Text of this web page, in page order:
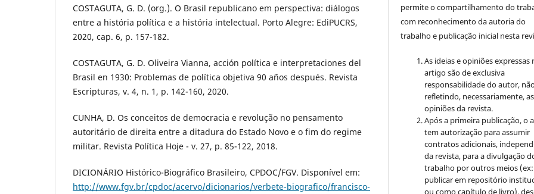
COSTAGUTA, G. D. (org.). O Brasil republicano em perspectiva: diálogos
entre a história política e a história intelectual. Porto Alegre: EdiPUCRS,
2020, cap. 6, p. 157-182.
COSTAGUTA, G. D. Oliveira Vianna, acción política e interpretaciones del
Brasil en 1930: Problemas de política objetiva 90 años después. Revista
Escripturas, v. 4, n. 1, p. 142-160, 2020.
CUNHA, D. Os conceitos de democracia e revolução no pensamento
autoritário de direita entre a ditadura do Estado Novo e o fim do regime
militar. Revista Política Hoje - v. 27, p. 85-122, 2018.
DICIONÁRIO Histórico-Biográfico Brasileiro, CPDOC/FGV. Disponível em:
http://www.fgv.br/cpdoc/acervo/dicionarios/verbete-biografico/francisco-
permite o compartilhamento do
com reconhecimento da autoria do
trabalho e publicação inicial nesta
As ideias e opiniões expressas
artigo são de exclusiva
responsabilidade do autor,
refletindo, necessariamente, as
opiniões da revista.
Após a primeira publicação, o
tem autorização para assumir
contratos adicionais,
da revista, para a divulgação
trabalho por outros meios (ex:
publicar em repositório
ou como capítulo de livro),